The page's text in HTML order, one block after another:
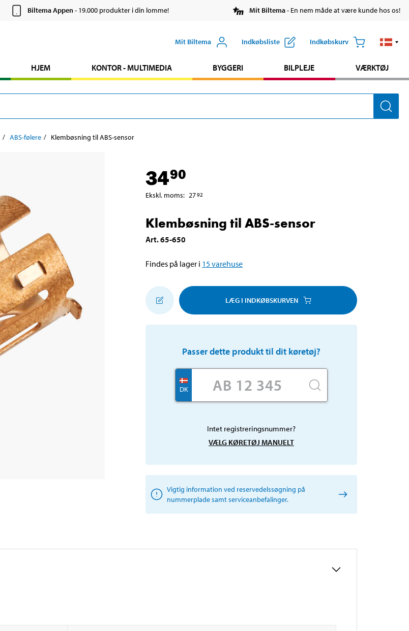
Biltema Appen- 19.000 produkter i din lomme! Mit Biltema- En nem måde at være kunde hos os!
Mit Biltema Indkøbsliste Indkøbskurv
HJEM KONTOR - MULTIMEDIA BYGGERI BILPLEJE VÆRKTØJ
ABS-følere Klembøsning til ABS-sensor
3490
Ekskl. moms: 2792
Klembøsning til ABS-sensor
Art.65-650
Findes på lager i 15varehuse
LÆG I INDKØBSKURVEN
Passer dette produkt til dit køretøj?
DK
Intet registreringsnummer?
VÆLG KØRETØJ MANUELT
Vigtig information ved reservedelssøgning på
nummerplade samt serviceanbefalinger.